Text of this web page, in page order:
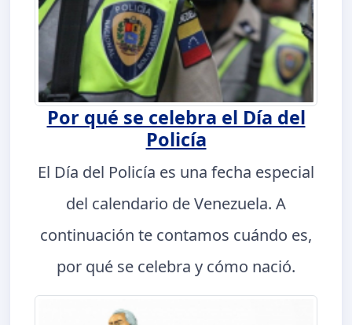
Por qué se celebra el Día del
Policía
El Día del Policía es una fecha especial
del calendario de Venezuela. A
continuación te contamos cuándo es,
por qué se celebra y cómo nació.